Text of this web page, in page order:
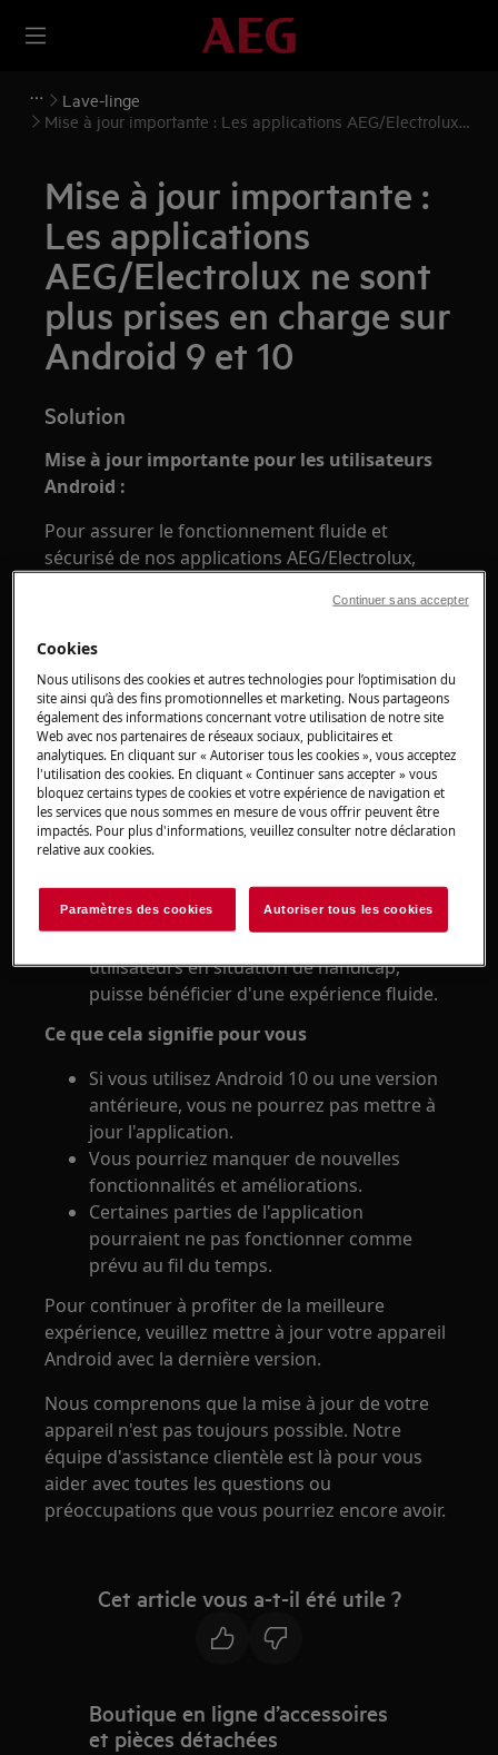
Lave-linge
Mise à jour importante : Les applications AEG/Electrolux
Mise à jour importante :
Les applications
AEG/Electrolux ne sont
plus prises en charge sur
Android 9 et 10
Solution
Mise à jour importante pour les utilisateurs
Android :
Pour assurer le fonctionnement fluide et
sécurisé de nos applications AEG/Electrolux,
prises en charge. Prochainement, nous ne
supporterons plus la version 10 d'Android et les
Pourquoi le changement ?
Meilleures fonctionnalités: Les nouvelles
versions d'Android proposent des
fonctionnalités passionnantes qui
améliorent votre expérience applicative.
Sécurité améliorée
aux dernières mises à jour de sécurité.
Accessibilité améliorée: Nous souhaitons
que tout le monde, y compris les
utilisateurs en situation de handicap,
puisse bénéficier d'une expérience fluide.
Ce que cela signifie pour vous
Si vous utilisez Android 10 ou une version
antérieure, vous ne pourrez pas mettre à
jour l'application.
Vous pourriez manquer de nouvelles
fonctionnalités et améliorations.
Certaines parties de l'application
pourraient ne pas fonctionner comme
prévu au fil du temps.
Pour continuer à profiter de la meilleure
expérience, veuillez mettre à jour votre appareil
Android avec la dernière version.
Nous comprenons que la mise à jour de votre
appareil n'est pas toujours possible. Notre
équipe d'assistance clientèle est là pour vous
aider avec toutes les questions ou
préoccupations que vous pourriez encore avoir.
Cet article vous a-t-il été utile ?
Boutique en ligne d’accessoires
et pièces détachées
Cookies
Nous utilisons des cookies et autres technologies pour l’optimisation du
site ainsi qu’à des fins promotionnelles et marketing. Nous partageons
également des informations concernant votre utilisation de notre site
Web avec nos partenaires de réseaux sociaux, publicitaires et
analytiques. En cliquant sur « Autoriser tous les cookies », vous acceptez
l'utilisation des cookies. En cliquant « Continuer sans accepter » vous
bloquez certains types de cookies et votre expérience de navigation et
les services que nous sommes en mesure de vous offrir peuvent être
impactés. Pour plus d'informations, veuillez consulter notre déclaration
relative aux cookies.
Paramètres des cookies Autoriser tous les cookies
Continuer sans accepter